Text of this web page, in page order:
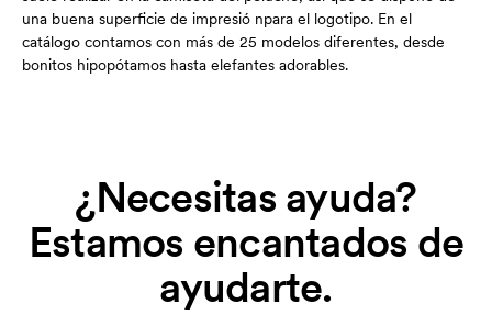
una buena superficie de impresió npara el logotipo. En el
catálogo contamos con más de 25 modelos diferentes, desde
bonitos hipopótamos hasta elefantes adorables.
¿Necesitas ayuda?
Estamos encantados de
ayudarte.